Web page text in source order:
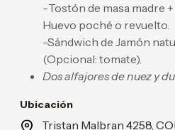
-Tostón de masa madre
Huevo poché o revuelto.
-Sándwich de Jamón
(Opcional: tomate).
Dos alfajores de nuez y
Ubicación
Tristan Malbran 4258,